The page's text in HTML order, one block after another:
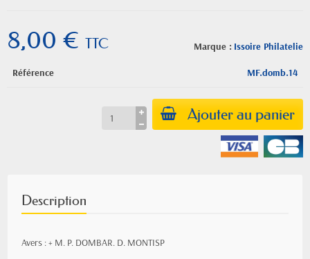
Marque : Issoire Philatelie
8,00 € TTC
Référence MF.domb.14
Ajouter au panier
Description
Avers :+ M. P. DOMBAR. D. MONTISP